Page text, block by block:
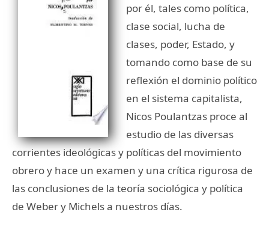
por él, tales como política,
clase social, lucha de
clases, poder, Estado, y
tomando como base de su
reflexión el dominio político
en el sistema capitalista,
Nicos Poulantzas proce al
estudio de las diversas
corrientes ideológicas y políticas del movimiento
obrero y hace un examen y una crítica rigurosa de
las conclusiones de la teoría sociológica y política
de Weber y Michels a nuestros días.